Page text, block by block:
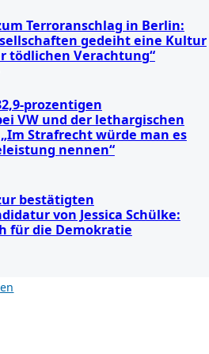
Terroranschlag in Berlin:
gedeiht eine Kultur
tödlichen Verachtung“
prozentigen
VW und der lethargischen
Strafrecht würde man es
nennen“
bestätigten
von Jessica Schülke:
für die Demokratie